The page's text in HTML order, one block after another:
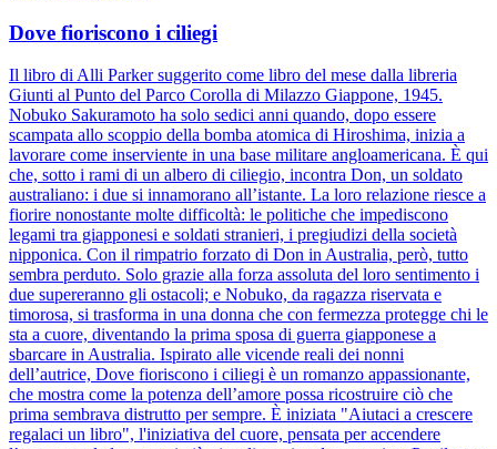
Dove fioriscono i ciliegi
Il libro di Alli Parker suggerito come libro del mese dalla libreria
Giunti al Punto del Parco Corolla di Milazzo Giappone, 1945.
Nobuko Sakuramoto ha solo sedici anni quando, dopo essere
scampata allo scoppio della bomba atomica di Hiroshima, inizia a
lavorare come inserviente in una base militare angloamericana. È qui
che, sotto i rami di un albero di ciliegio, incontra Don, un soldato
australiano: i due si innamorano all’istante. La loro relazione riesce a
fiorire nonostante molte difficoltà: le politiche che impediscono
legami tra giapponesi e soldati stranieri, i pregiudizi della società
nipponica. Con il rimpatrio forzato di Don in Australia, però, tutto
sembra perduto. Solo grazie alla forza assoluta del loro sentimento i
due supereranno gli ostacoli; e Nobuko, da ragazza riservata e
timorosa, si trasforma in una donna che con fermezza protegge chi le
sta a cuore, diventando la prima sposa di guerra giapponese a
sbarcare in Australia. Ispirato alle vicende reali dei nonni
dell’autrice, Dove fioriscono i ciliegi è un romanzo appassionante,
che mostra come la potenza dell’amore possa ricostruire ciò che
prima sembrava distrutto per sempre. È iniziata "Aiutaci a crescere
regalaci un libro", l'iniziativa del cuore, pensata per accendere